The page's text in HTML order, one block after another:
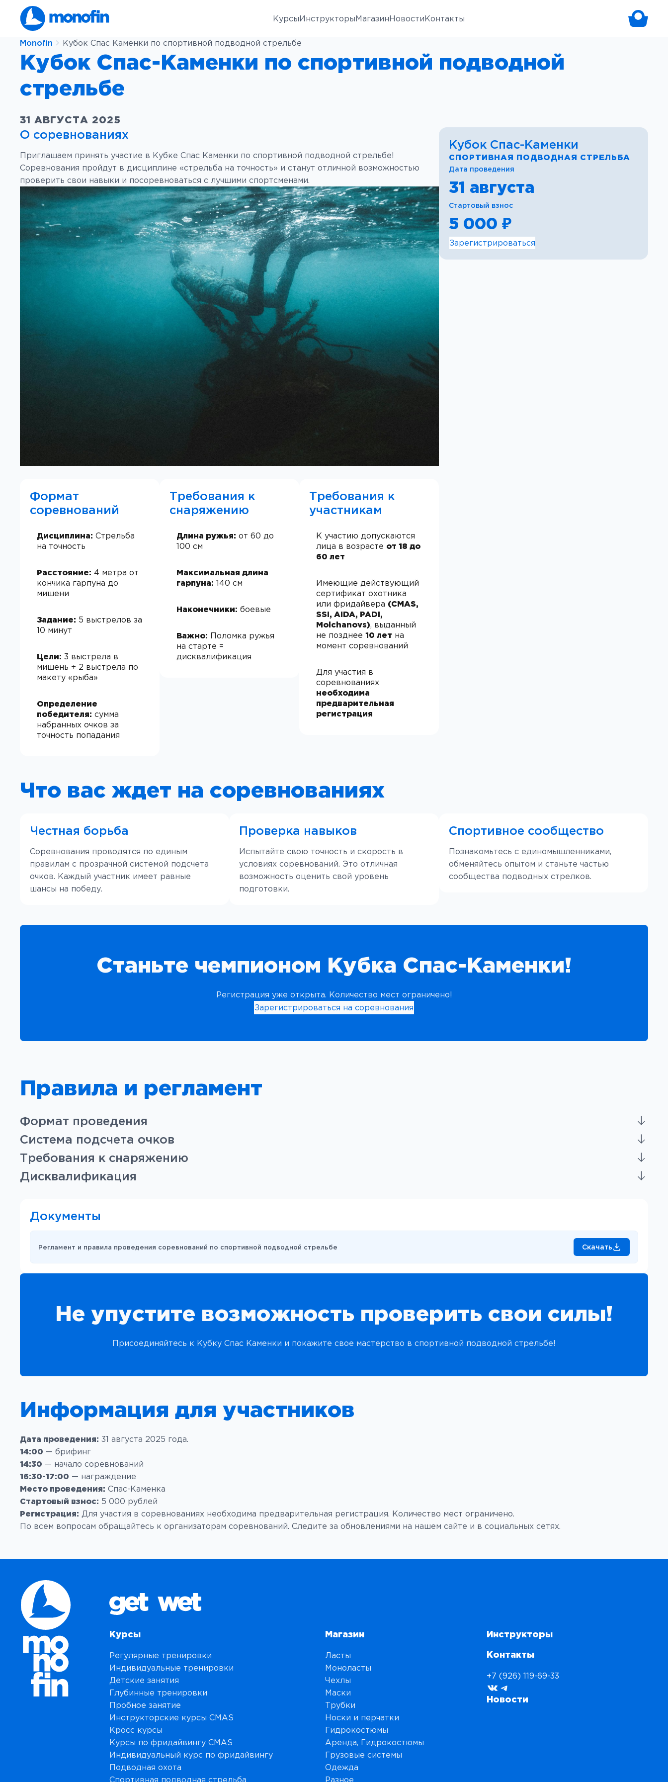
Курсы
Регулярные
тренировки
Индивидуальные
Пробное занятие
курсы CMAS
Кросс курсы
Курсы по
фридайвингу CMAS
Индивидуальный
курс по фридайвингу
Подводная охота
Спортивная
подводная стрельба
Специализированные
курсы
Подготовка к
соревнованиям
эффективного
ИнструкторыМагазин
Моноласты
перчатки
Аренда,
Гидрокостюмы
Грузовые
системы
Одежда
Разное
скидкой ⟡
НовостиКонтакты
Monofin Кубок Спас Каменки по спортивной подводной стрельбе
Кубок Спас-Каменки по спортивной подводной
стрельбе
31 АВГУСТА 2025
О соревнованиях
Приглашаем принять участие в Кубке Спас Каменки по спортивной подводной стрельбе!
Соревнования пройдут в дисциплине «стрельба на точность» и станут отличной возможностью
проверить свои навыки и посоревноваться с лучшими спортсменами.
Формат
соревнований
Дисциплина: Стрельба
на точность
Расстояние: 4 метра от
кончика гарпуна до
мишени
Задание: 5 выстрелов за
10 минут
Цели: 3 выстрела в
мишень + 2 выстрела по
макету «рыба»
Определение
победителя: сумма
набранных очков за
точность попадания
Требования к
снаряжению
Длина ружья: от 60 до
100 см
Максимальная длина
гарпуна: 140 см
Наконечники: боевые
Важно: Поломка ружья
на старте =
дисквалификация
Требования к
участникам
К участию допускаются
лица в возрасте от 18 до
60 лет
Имеющие действующий
сертификат охотника
или фридайвера (CMAS,
SSI, AIDA, PADI,
Molchanovs), выданный
не позднее10 лет на
момент соревнований
Для участия в
соревнованиях
необходима
предварительная
регистрация
Кубок Спас-Каменки
СПОРТИВНАЯ ПОДВОДНАЯ СТРЕЛЬБА
Дата проведения
31 августа
Стартовый взнос
5 000 ₽
Зарегистрироваться
Что вас ждет на соревнованиях
Честная борьба
Соревнования проводятся по единым
правилам с прозрачной системой подсчета
очков. Каждый участник имеет равные
шансы на победу.
Проверка навыков
Испытайте свою точность и скорость в
условиях соревнований. Это отличная
возможность оценить свой уровень
подготовки.
Спортивное сообщество
Познакомьтесь с единомышленниками,
обменяйтесь опытом и станьте частью
сообщества подводных стрелков.
Станьте чемпионом Кубка Спас-Каменки!
Регистрация уже открыта. Количество мест ограничено!
Зарегистрироваться на соревнования
Правила и регламент
Формат проведения
Система подсчета очков
Требования к снаряжению
Дисквалификация
Документы
Регламент и правила проведения соревнований по спортивной подводной стрельбе Скачать
Не упустите возможность проверить свои силы!
Присоединяйтесь к Кубку Спас Каменки и покажите свое мастерство в спортивной подводной стрельбе!
Информация для участников
Дата проведения: 31 августа 2025 года.
14:00 — брифинг
14:30 — начало соревнований
16:30-17:00 — награждение
Место проведения: Спас-Каменка
Стартовый взнос: 5 000 рублей
Регистрация: Для участия в соревнованиях необходима предварительная регистрация. Количество мест ограничено.
По всем вопросам обращайтесь к организаторам соревнований. Следите за обновлениями на нашем сайте и в социальных сетях.
Курсы
Регулярные тренировки
Индивидуальные тренировки
Детские занятия
Глубинные тренировки
Пробное занятие
Инструкторские курсы CMAS
Кросс курсы
Курсы по фридайвингу CMAS
Индивидуальный курс по фридайвингу
Подводная охота
Спортивная подводная стрельба
Магазин
Ласты
Моноласты
Чехлы
Маски
Трубки
Носки и перчатки
Гидрокостюмы
Аренда, Гидрокостюмы
Грузовые системы
Одежда
Разное
Инструкторы
Контакты
+7 (926) 119-69-33
ВКонтакте Telegram
Новости